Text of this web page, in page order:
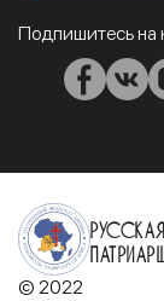
Подпишитесь на
© 2022